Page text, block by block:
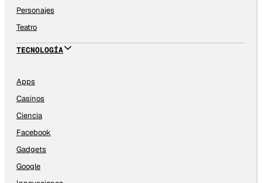
Personajes
Teatro
TECNOLOGÍA
Apps
Casinos
Ciencia
Facebook
Gadgets
Google